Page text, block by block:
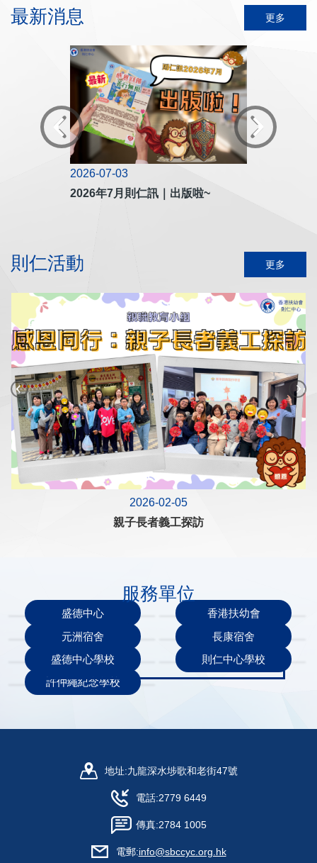
最新消息 更多
2026-07-03
2026年7月則仁訊｜出版啦~
則仁活動 更多
2026-02-05
親子長者義工探訪
服務單位
盛德中心
香港扶幼會
元洲宿舍
長康宿舍
盛德中心學校
則仁中心學校
許仲繩紀念學校
地址:九龍深水埗歌和老街47號
電話:2779 6449
傳真:2784 1005
電郵:info@sbccyc.org.hk